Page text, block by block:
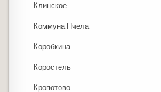
Клинское
Коммуна Пчела
Коробкина
Коростель
Кропотово